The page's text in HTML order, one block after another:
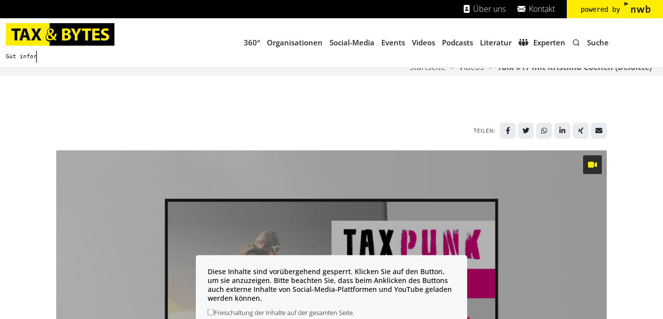
Über uns Kontakt powered by
Gut informieren. Besser digitalisieren.
360° Organisationen Social-Media Events Videos Podcasts Literatur Experten Suche
Startseite Videos Talk #17 mit Kristiina Coenen (Deloitte)
TEILEN:
Diese Inhalte sind vorübergehend gesperrt. Klicken Sie auf den Button,
um sie anzuzeigen. Bitte beachten Sie, dass beim Anklicken des Buttons
auch externe Inhalte von Social-Media-Plattformen und YouTube geladen
werden können.
Freischaltung der Inhalte auf der gesamten Seite.